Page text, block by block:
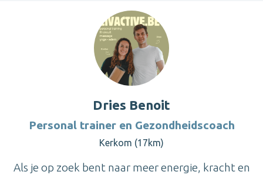
Dries Benoit
Personal trainer en Gezondheidscoach
Kerkom (17km)
Als je op zoek bent naar meer energie, kracht en